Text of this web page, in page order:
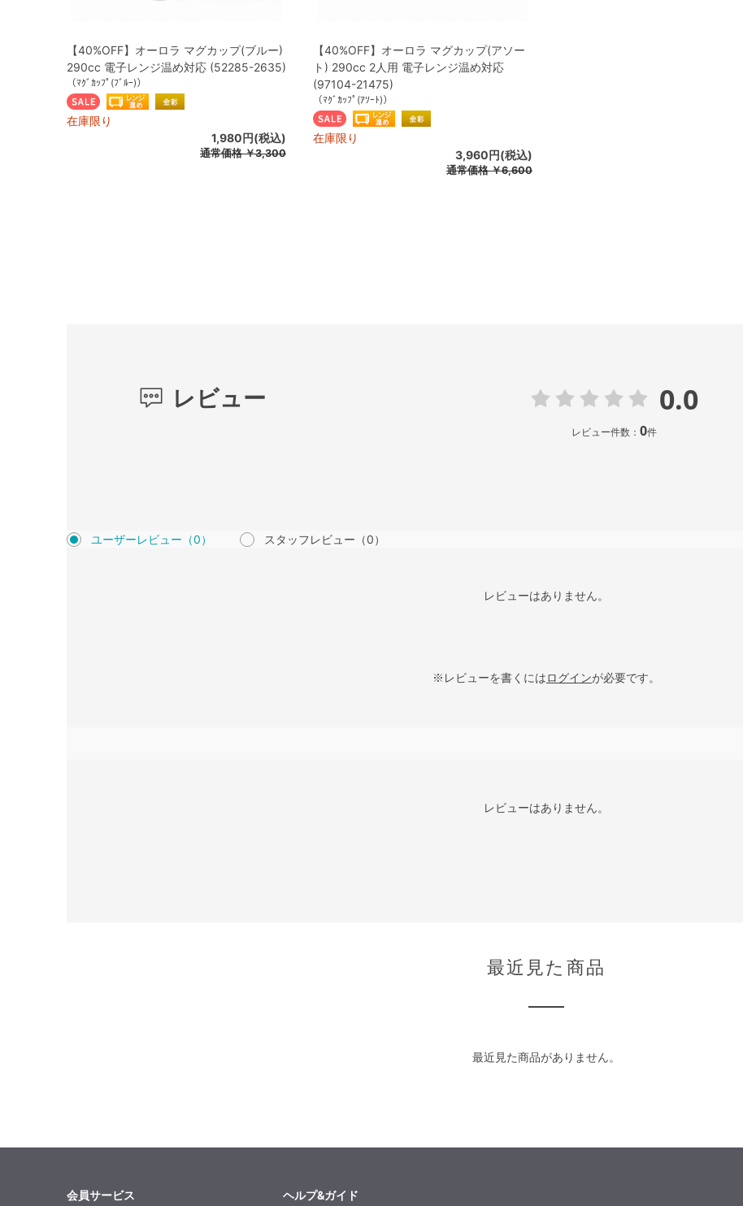
【40%OFF】オーロラ マグカップ(ブルー)
290cc 電子レンジ温め対応 (52285-2635)
（ﾏｸﾞｶｯﾌﾟ(ﾌﾞﾙｰ)）
在庫限り
1,980円(税込)
通常価格￥3,300
【40%OFF】オーロラ マグカップ(アソー
ト) 290cc 2人用 電子レンジ温め対応
(97104-21475)
（ﾏｸﾞｶｯﾌﾟ(ｱｿｰﾄ)）
在庫限り
3,960円(税込)
通常価格￥6,600
レビュー 0.0
レビュー件数： 0件
ユーザーレビュー （0） スタッフレビュー （0）
レビューはありません。
※レビューを書くにはログインが必要です。
レビューはありません。
最近見た商品
最近見た商品がありません。
会員サービス ヘルプ&ガイド